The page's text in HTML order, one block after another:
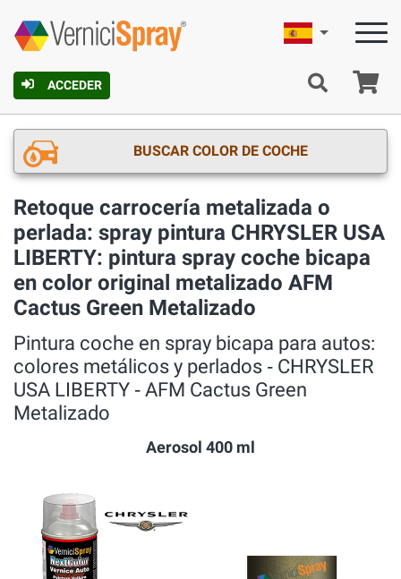
ACCEDER
Español
BUSCAR COLOR DE COCHE
Retoque carrocería metalizada o
perlada: spray pintura CHRYSLER USA
LIBERTY: pintura spray coche bicapa
en color original metalizado AFM
Cactus Green Metalizado
Pintura coche en spray bicapa para autos:
colores metálicos y perlados ‐ CHRYSLER
USA LIBERTY ‐ AFM Cactus Green
Metalizado
Aerosol 400 ml